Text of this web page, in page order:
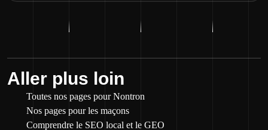
Aller plus loin
Toutes nos pages pour Nontron
Nos pages pour les maçons
Comprendre le SEO local et le GEO